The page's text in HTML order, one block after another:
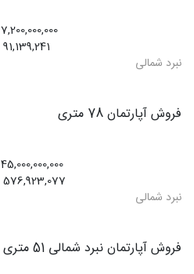
7,200,000,000
91,139,241
نبرد شمالی
فروش آپارتمان 78 متری
45,000,000,000
576,923,077
نبرد شمالی
فروش آپارتمان نبرد شمالی 51 متری